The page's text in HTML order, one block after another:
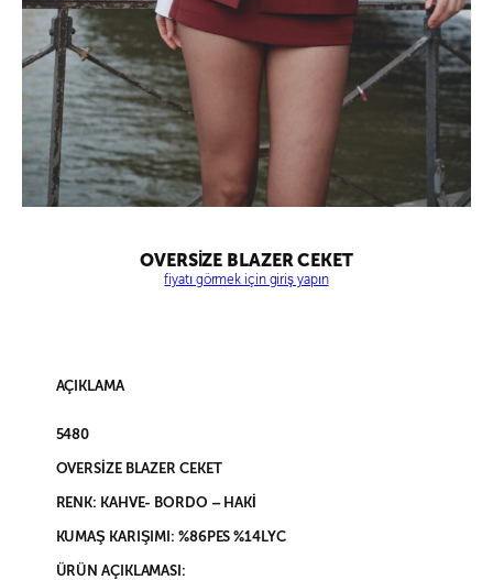
OVERSİZE BLAZER CEKET
fiyatı görmek için giriş yapın
AÇIKLAMA
5480
OVERSİZE BLAZER CEKET
RENK: KAHVE- BORDO – HAKİ
KUMAŞ KARIŞIMI: %86PES %14LYC
ÜRÜN AÇIKLAMASI: